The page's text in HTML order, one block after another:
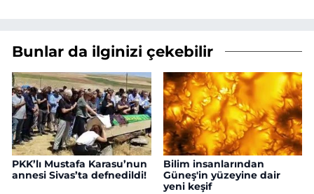
Bunlar da ilginizi çekebilir
PKK’lı Mustafa Karasu’nun
annesi Sivas’ta defnedildi!
Bilim insanlarından
Güneş'in yüzeyine dair
yeni keşif